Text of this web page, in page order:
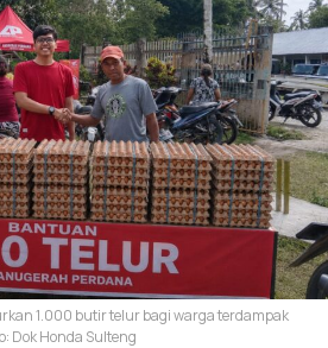
1.000 butir telur bagi warga terdampak
Dok Honda Sulteng